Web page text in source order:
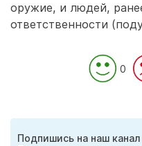
оружие, и людей,
ответственности
0
Подпишись на наш канал